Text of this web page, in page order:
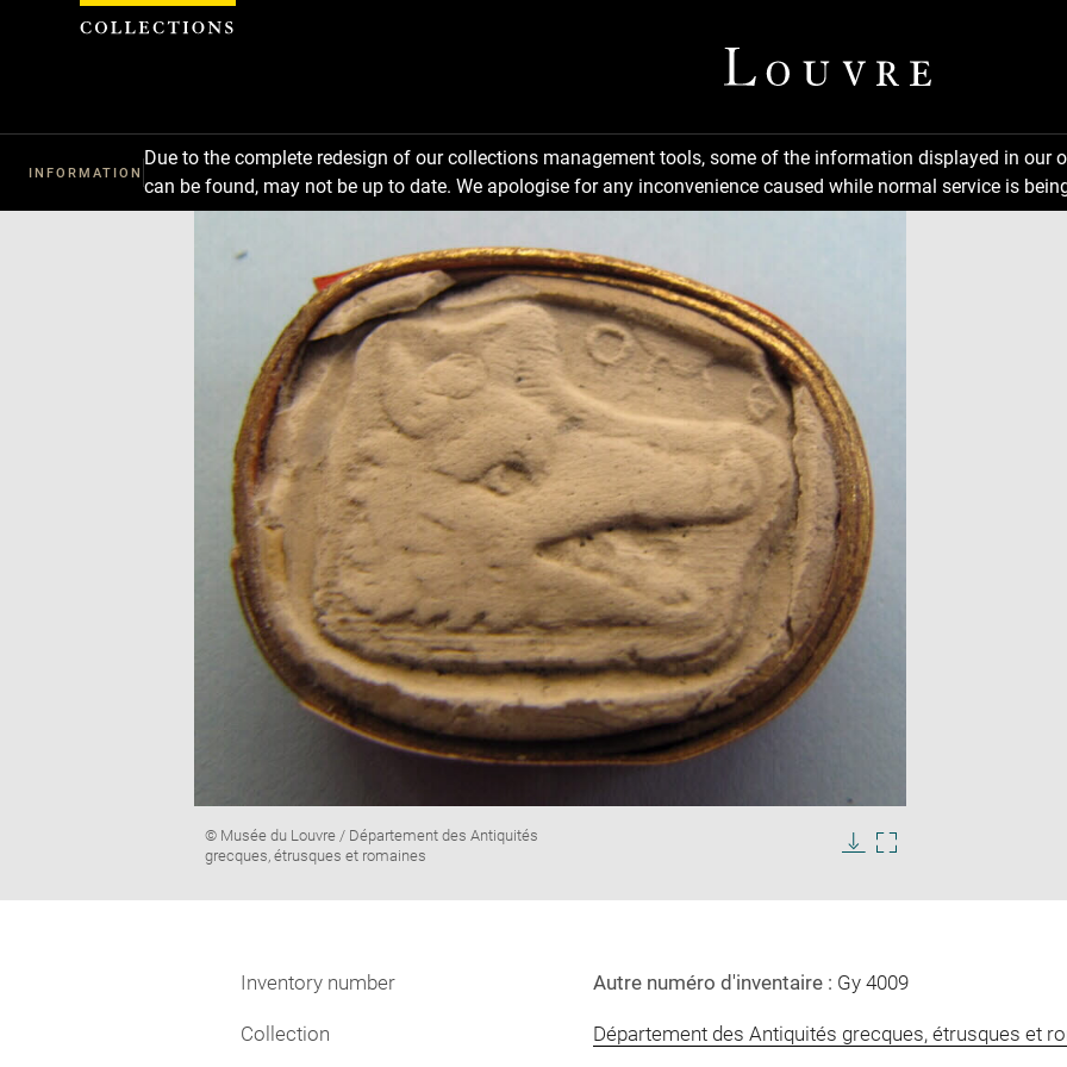
INFORMATION
Due to the complete redesign of our collections management tools, some of the information displayed in
can be found, may not be up to date. We apologise for any inconvenience caused while normal service is
Image
caption:
© Musée du Louvre / Département des Antiquités
grecques, étrusques et romaines
Inventory number Autre numéro d'inventaire : Gy 4009
Collection Département des Antiquités grecques, étrusques et
Cookies management panel